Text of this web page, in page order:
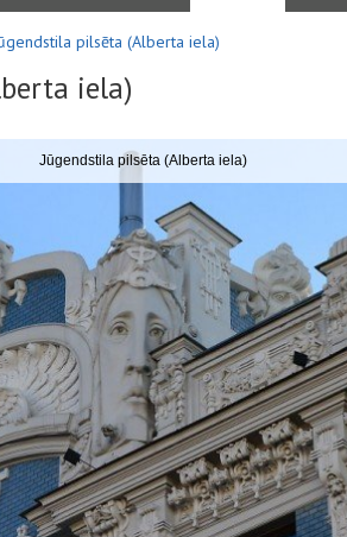
pilsēta (Alberta iela)
iela)
Jūgendstila pilsēta (Alberta iela)